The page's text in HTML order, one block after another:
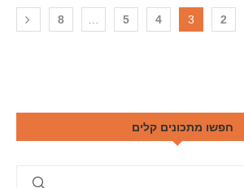
2
3
4
5
8
חפשו מתכונים קלים